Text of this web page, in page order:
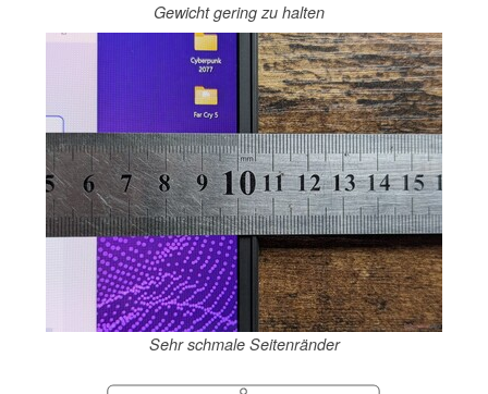
Gewicht gering zu halten
Sehr schmale Seitenränder